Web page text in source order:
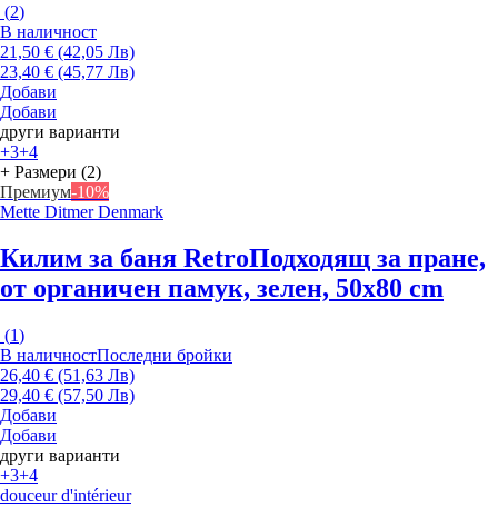
(2)
В наличност
21,50 € (42,05 Лв)
23,40 € (45,77 Лв)
Добави
Добави
други варианти
+3+4
+ Размери (2)
Премиум-10%
Mette Ditmer Denmark
Килим за баня RetroПодходящ за пране,
от органичен памук, зелен, 50x80 cm
(1)
В наличностПоследни бройки
26,40 € (51,63 Лв)
29,40 € (57,50 Лв)
Добави
Добави
други варианти
+3+4
douceur d'intérieur